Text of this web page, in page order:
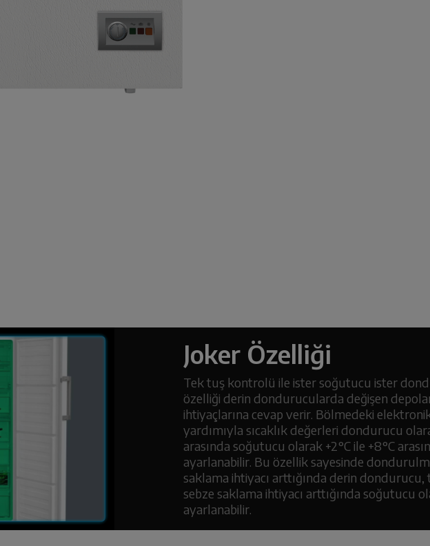
Joker Özelliği
Tek tuş kontrolü ile ister soğutucu ister
özelliği derin dondurucularda değişen
ihtiyaçlarına cevap verir. Bölmedeki
yardımıyla sıcaklık değerleri dondurucu
arasında soğutucu olarak +2°C ile +8°C
ayarlanabilir. Bu özellik sayesinde
saklama ihtiyacı arttığında derin dondurucu,
sebze saklama ihtiyacı arttığında soğutucu
ayarlanabilir.